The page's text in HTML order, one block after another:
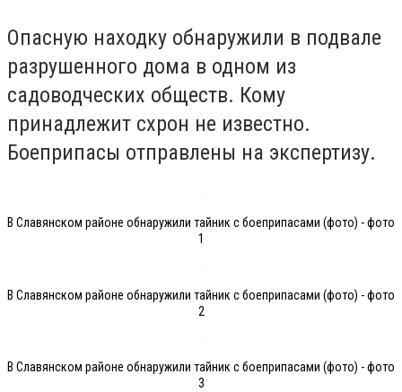
Опасную находку обнаружили в подвале
разрушенного дома в одном из
садоводческих обществ. Кому
принадлежит схрон не известно.
Боеприпасы отправлены на экспертизу.
В Славянском районе обнаружили тайник с боеприпасами (фото) - фото
1
В Славянском районе обнаружили тайник с боеприпасами (фото) - фото
2
В Славянском районе обнаружили тайник с боеприпасами (фото) - фото
3